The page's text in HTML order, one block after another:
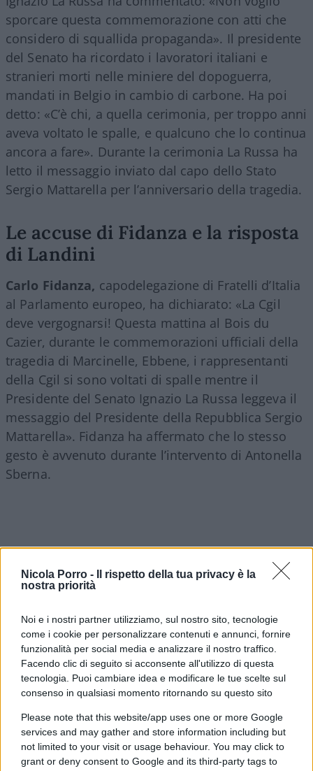
Nicola Porro -
Il rispetto della tua privacy è la
nostra priorità
Noi e i nostri partner utilizziamo, sul nostro sito, tecnologie
come i cookie per personalizzare contenuti e annunci, fornire
funzionalità per social media e analizzare il nostro traffico.
Facendo clic di seguito si acconsente all'utilizzo di questa
tecnologia. Puoi cambiare idea e modificare le tue scelte sul
consenso in qualsiasi momento ritornando su questo sito
Please note that this website/app uses one or more Google
services and may gather and store information including but
not limited to your visit or usage behaviour. You may click to
grant or deny consent to Google and its third-party tags to
sporcare questa commemorazione con atti che
considero di squallida propaganda». Il presidente
del Senato ha ricordato i lavoratori italiani e
stranieri morti nelle miniere del dopoguerra,
mandati in Belgio in cambio di carbone. Ha poi
detto: «C’è chi, a quella cerimonia, per troppo anni
aveva voltato le spalle, e qualcuno che lo continua
ancora a fare». Durante la cerimonia La Russa ha
letto il messaggio inviato dal capo dello Stato
Sergio Mattarella per l’anniversario della tragedia.
Le accuse di Fidanza e la risposta
di Landini
Carlo Fidanza, capodelegazione di Fratelli d’Italia
al Parlamento europeo, ha dichiarato: «La Cgil
deve vergognarsi! Questa mattina al Bois du
Cazier, durante le commemorazioni ufficiali della
tragedia di Marcinelle, Ebbene, i rappresentanti
della Cgil si sono voltati di spalle mentre il
Presidente del Senato Ignazio La Russa leggeva il
messaggio del Presidente della Repubblica Sergio
Mattarella». Fidanza ha affermato che lo stesso
gesto è avvenuto durante l’intervento di Antonella
Sberna.
Maurizio Landini ha respinto le accuse. Il
segretario generale della Cgil ha detto: «Se un
certo signor Fidanza, per far sapere che esiste,
deve parlare male della Cgil, credo che qui a